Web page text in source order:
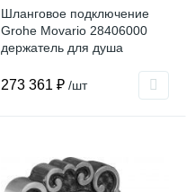
Шланговое подключение
Grohe Movario 28406000
держатель для душа
273 361 ₽ /шт